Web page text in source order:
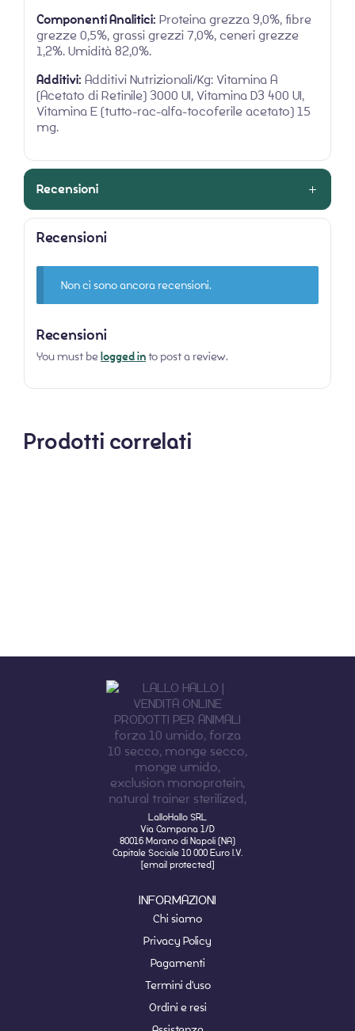
Componenti Analitici: Proteina grezza 9,0%, fibre
grezze 0,5%, grassi grezzi 7,0%, ceneri grezze
1,2%. Umidità 82,0%.
Additivi: Additivi Nutrizionali/Kg: Vitamina A
(Acetato di Retinile) 3000 UI, Vitamina D3 400 UI,
Vitamina E (tutto-rac-alfa-tocoferile acetato) 15
mg.
Recensioni
Recensioni
Non ci sono ancora recensioni.
Recensioni
You must be logged into post a review.
Prodotti correlati
LalloHallo SRL
Via Campana 1/D
80016 Marano di Napoli (NA)
Capitale Sociale 10 000 Euro I.V.
[email protected]
INFORMAZIONI
Chi siamo
Privacy Policy
Pagamenti
Termini d'uso
Ordini e resi